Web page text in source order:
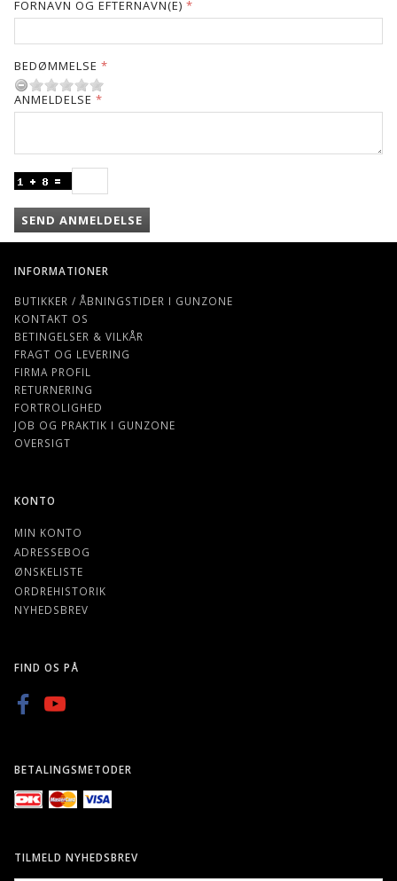
FORNAVN OG EFTERNAVN(E)
BEDØMMELSE
ANMELDELSE
SEND ANMELDELSE
INFORMATIONER
BUTIKKER / ÅBNINGSTIDER I GUNZONE
KONTAKT OS
BETINGELSER & VILKÅR
FRAGT OG LEVERING
FIRMA PROFIL
RETURNERING
FORTROLIGHED
JOB OG PRAKTIK I GUNZONE
OVERSIGT
KONTO
MIN KONTO
ADRESSEBOG
ØNSKELISTE
ORDREHISTORIK
NYHEDSBREV
FIND OS PÅ
BETALINGSMETODER
TILMELD NYHEDSBREV